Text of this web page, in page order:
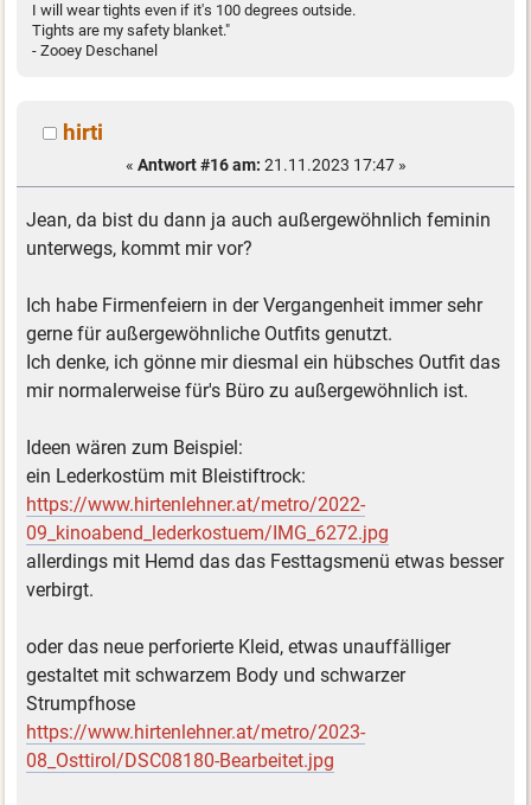
I will wear tights even if it's 100 degrees outside.
Tights are my safety blanket."
- Zooey Deschanel
hirti
« Antwort #16 am: 21.11.2023 17:47 »
Jean, da bist du dann ja auch außergewöhnlich feminin
unterwegs, kommt mir vor?
Ich habe Firmenfeiern in der Vergangenheit immer sehr
gerne für außergewöhnliche Outfits genutzt.
Ich denke, ich gönne mir diesmal ein hübsches Outfit das
mir normalerweise für's Büro zu außergewöhnlich ist.
Ideen wären zum Beispiel:
ein Lederkostüm mit Bleistiftrock:
https://www.hirtenlehner.at/metro/2022-
09_kinoabend_lederkostuem/IMG_6272.jpg
allerdings mit Hemd das das Festtagsmenü etwas besser
verbirgt.
oder das neue perforierte Kleid, etwas unauffälliger
gestaltet mit schwarzem Body und schwarzer
Strumpfhose
https://www.hirtenlehner.at/metro/2023-
08_Osttirol/DSC08180-Bearbeitet.jpg